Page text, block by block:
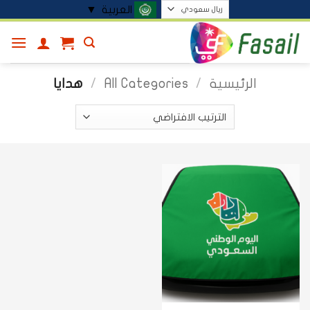
للمحتوى
العربية ▼
الرئيسية /
All Categories
/ هدايا